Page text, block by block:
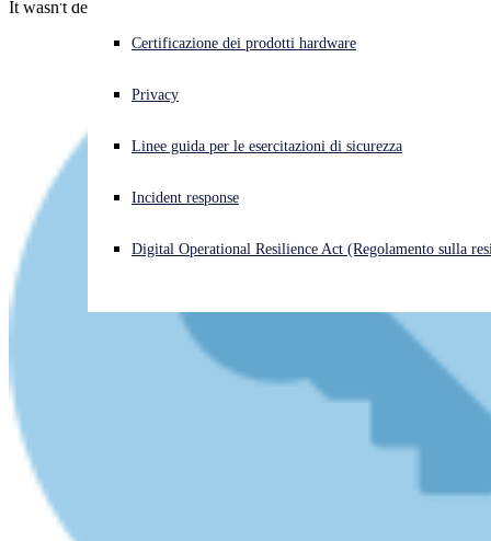
Cyberattacco in corso? Ottieni assistenza immediata
Open search
Open language switcher
Certificazione dei prodotti hardware
Privacy
Linee guida per le esercitazioni di sicurezza
Incident response
Digital Operational Resilience Act (Regolamento sulla
It wasn't dead, just resting.